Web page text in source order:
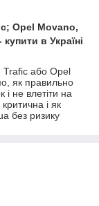
Opel Movano,
в Україні
Trafic або Opel
як правильно
і не влетіти на
і як
без ризику